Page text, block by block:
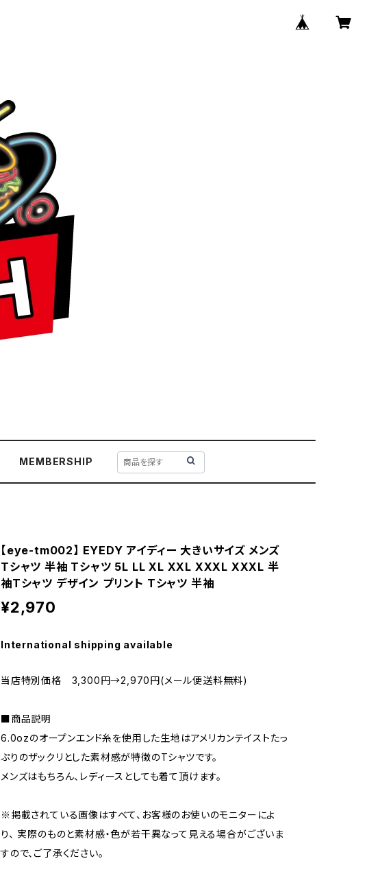
MEMBERSHIP
【eye-tm002】 EYEDY アイディー 大きいサイズ メンズ
Tシャツ 半袖 Tシャツ 5L LL XL XXL XXXL XXXL 半
袖Tシャツ デザイン プリント Tシャツ 半袖
¥2,970
International shipping available
当店特別価格 3,300円→2,970円(メール便送料無料)
■商品説明
6.0ozのオープンエンド糸を使用した生地はアメリカンテイストたっ
ぷりのザックリとした素材感が特徴のTシャツです。
メンズはもちろん、レディースとしても着て頂けます。
※掲載されている画像はすべて、お客様のお使いのモニターによ
り、 実際のものと素材感・色が若干異なって見える場合がございま
すので、ご了承ください。